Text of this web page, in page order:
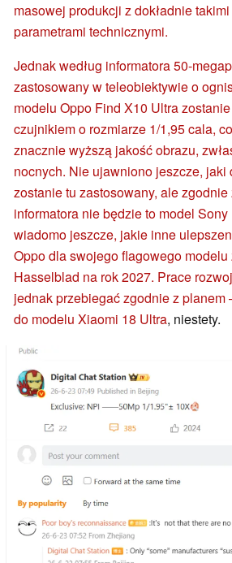
masowej produkcji z dokładnie
parametrami technicznymi.
Jednak według informatora 50-
zastosowany w teleobiektywie o
modelu Oppo Find X10 Ultra
czujnikiem o rozmiarze 1/1,95 cala,
znacznie wyższą jakość obrazu,
nocnych. Nie ujawniono jeszcze, jaki
zostanie tu zastosowany, ale
informatora nie będzie to model Sony
wiadomo jeszcze, jakie inne
Oppo dla swojego flagowego modelu
Hasselblad na rok 2027. Prace
jednak przebiegać zgodnie z
do modelu Xiaomi 18 Ultra, niestety.